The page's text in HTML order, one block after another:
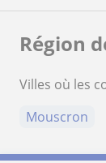
Région
Villes où les
Mouscron